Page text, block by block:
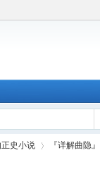
史小说 『详解曲隐』